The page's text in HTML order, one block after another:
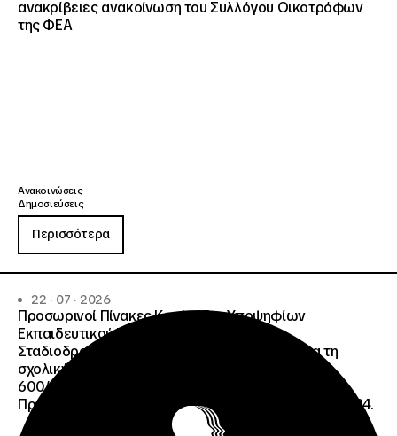
ανακρίβειες ανακοίνωση του Συλλόγου Οικοτρόφων
της ΦΕΑ
Ανακοινώσεις
Δημοσιεύσεις
Περισσότερα
22 · 07 · 2026
Προσωρινοί Πίνακες Κατάταξης Υποψηφίων
Εκπαιδευτικού Προσωπικού, Συμβούλων
Σταδιοδρομίας και Συμβούλων Ψυχολόγων για τη
σχολική περίοδο 2026-2027 της ΑΠ
600/2355/13042/08-05-2026 πρόσκλησης, της
Πράξης «Σχολεία Δεύτερης Ευκαιρίας», ΟΠΣ 6003234.